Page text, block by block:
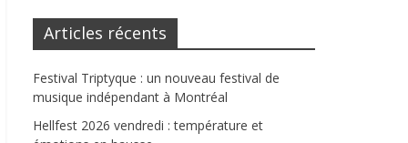
Articles récents
Festival Triptyque : un nouveau festival de
musique indépendant à Montréal
Hellfest 2026 vendredi : température et